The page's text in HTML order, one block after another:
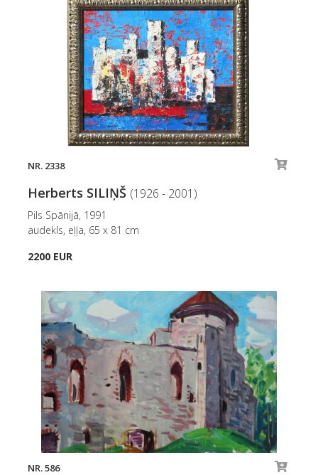
NR. 2338
Herberts SILIŅŠ (1926 - 2001)
Pils Spānijā, 1991
audekls, eļļa, 65 x 81 cm
2200 EUR
NR. 586